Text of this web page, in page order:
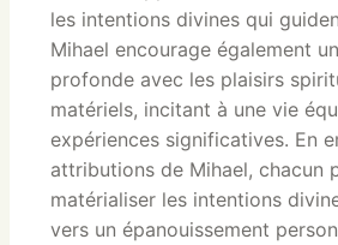
les intentions divines qui
Mihael encourage également
profonde avec les plaisirs
matériels, incitant à une vie
expériences significatives. En
attributions de Mihael, chacun
matérialiser les intentions
vers un épanouissement